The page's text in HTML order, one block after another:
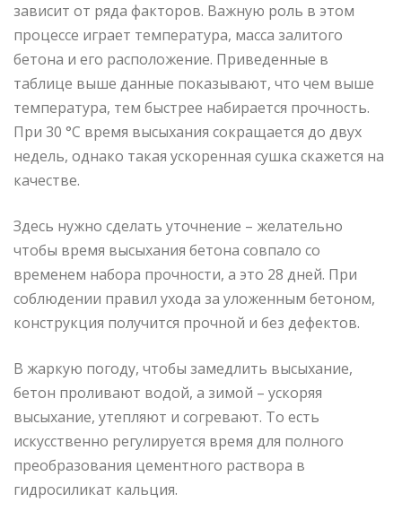
зависит от ряда факторов. Важную роль в этом
процессе играет температура, масса залитого
бетона и его расположение. Приведенные в
таблице выше данные показывают, что чем выше
температура, тем быстрее набирается прочность.
При 30 °C время высыхания сокращается до двух
недель, однако такая ускоренная сушка скажется на
качестве.
Здесь нужно сделать уточнение – желательно
чтобы время высыхания бетона совпало со
временем набора прочности, а это 28 дней. При
соблюдении правил ухода за уложенным бетоном,
конструкция получится прочной и без дефектов.
В жаркую погоду, чтобы замедлить высыхание,
бетон проливают водой, а зимой – ускоряя
высыхание, утепляют и согревают. То есть
искусственно регулируется время для полного
преобразования цементного раствора в
гидросиликат кальция.